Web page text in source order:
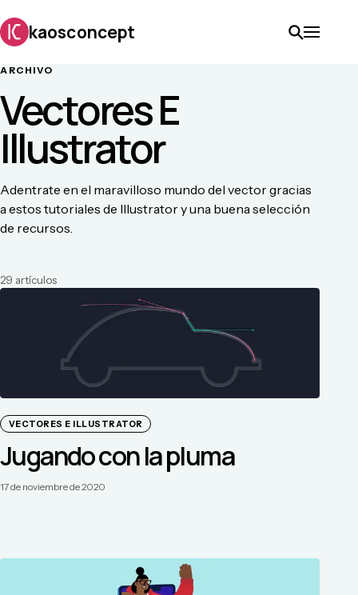
kaosconcept
ARCHIVO
Vectores E
Illustrator
Adentrate en el maravilloso mundo del vector gracias
a estos tutoriales de Illustrator y una buena selección
de recursos.
29 artículos
VECTORES E ILLUSTRATOR
Jugando con la pluma
17 de noviembre de 2020